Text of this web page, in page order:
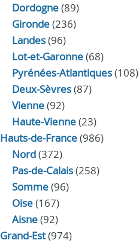
Dordogne(89)
Gironde(236)
Landes(96)
Lot-et-Garonne(68)
Pyrénées-Atlantiques(108)
Deux-Sèvres(87)
Vienne(92)
Haute-Vienne(23)
Hauts-de-France(986)
Nord(372)
Pas-de-Calais(258)
Somme(96)
Oise(167)
Aisne(92)
Grand-Est(974)